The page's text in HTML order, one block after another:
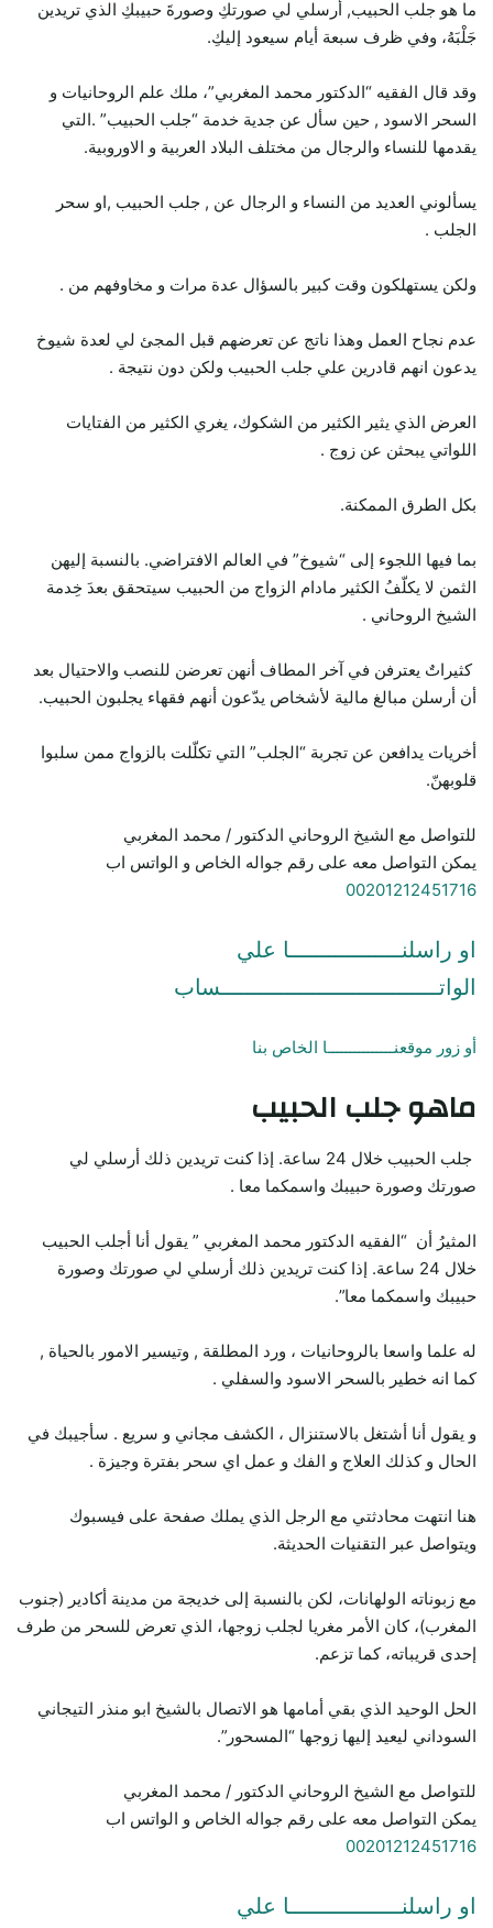
ما هو جلب الحبيب, أرسلي لي صورتكِ وصورةَ حبيبكِ الذي تريدين
جَلْبَهُ، وفي ظرف سبعة أيام سيعود إليكِ.
وقد قال الفقيه “الدكتور محمد المغربي”، ملك علم الروحانيات و
السحر الاسود , حين سأل عن جدية خدمة “جلب الحبيب” .التي
يقدمها للنساء والرجال من مختلف البلاد العربية و الاوروبية.
يسألوني العديد من النساء و الرجال عن , جلب الحبيب ,او سحر
الجلب .
ولكن يستهلكون وقت كبير بالسؤال عدة مرات و مخاوفهم من .
عدم نجاح العمل وهذا ناتج عن تعرضهم قبل المجئ لي لعدة شيوخ
يدعون انهم قادرين علي جلب الحبيب ولكن دون نتيجة .
العرض الذي يثير الكثير من الشكوك، يغري الكثير من الفتايات
اللواتي يبحثن عن زوج .
بكل الطرق الممكنة.
بما فيها اللجوء إلى “شيوخ” في العالم الافتراضي. بالنسبة إليهن
الثمن لا يكلّفُ الكثير مادام الزواج من الحبيب سيتحقق بعدَ خِدمة
الشيخ الروحاني .
كثيراتٌ يعترفن في آخر المطاف أنهن تعرضن للنصب والاحتيال بعد
أن أرسلن مبالغ مالية لأشخاص يدّعون أنهم فقهاء يجلبون الحبيب.
أخريات يدافعن عن تجربة “الجلب” التي تكلّلت بالزواج ممن سلبوا
قلوبهنّ.
للتواصل مع الشيخ الروحاني الدكتور / محمد المغربي
يمكن التواصل معه على رقم جواله الخاص و الواتس اب
00201212451716
او راسلنـــــــــــــــــا علي
الواتـــــــــــــــــــــــــــــــــساب
أو زور موقعنـــــــــــــــا الخاص بنا
ماهو جلب الحبيب
جلب الحبيب خلال 24 ساعة. إذا كنت تريدين ذلك أرسلي لي
صورتك وصورة حبيبك واسمكما معا .
المثيرُ أن “الفقيه الدكتور محمد المغربي ” يقول أنا أجلب الحبيب
خلال 24 ساعة. إذا كنت تريدين ذلك أرسلي لي صورتك وصورة
حبيبك واسمكما معا”.
له علما واسعا بالروحانيات ، ورد المطلقة , وتيسير الامور بالحياة ,
كما انه خطير بالسحر الاسود والسفلي .
و يقول أنا أشتغل بالاستنزال ، الكشف مجاني و سريع . سأجيبك في
الحال و كذلك العلاج و الفك و عمل اي سحر بفترة وجيزة .
هنا انتهت محادثتي مع الرجل الذي يملك صفحة على فيسبوك
ويتواصل عبر التقنيات الحديثة.
مع زبوناته الولهانات، لكن بالنسبة إلى خديجة من مدينة أكادير (جنوب
المغرب)، كان الأمر مغريا لجلب زوجها، الذي تعرض للسحر من طرف
إحدى قريباته، كما تزعم.
الحل الوحيد الذي بقي أمامها هو الاتصال بالشيخ ابو منذر التيجاني
السوداني ليعيد إليها زوجها “المسحور”.
للتواصل مع الشيخ الروحاني الدكتور / محمد المغربي
يمكن التواصل معه على رقم جواله الخاص و الواتس اب
00201212451716
او راسلنـــــــــــــــــا علي